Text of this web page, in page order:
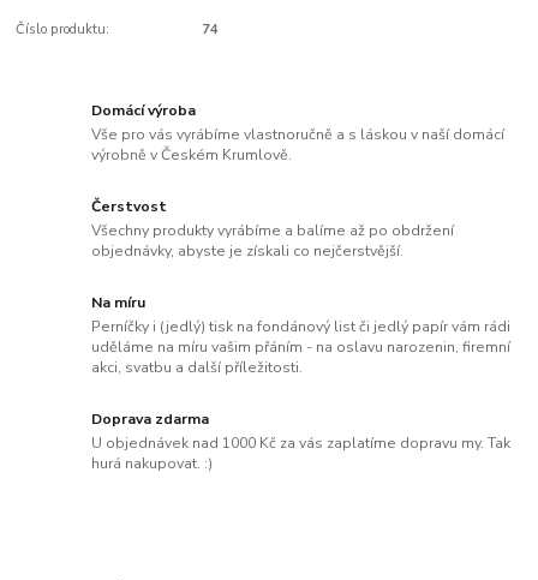
Číslo produktu: 74
Domácí výroba
Vše pro vás vyrábíme vlastnoručně a s láskou v naší domácí
výrobně v Českém Krumlově.
Čerstvost
Všechny produkty vyrábíme a balíme až po obdržení
objednávky, abyste je získali co nejčerstvější.
Na míru
Perníčky i (jedlý) tisk na fondánový list či jedlý papír vám rádi
uděláme na míru vašim přáním - na oslavu narozenin, firemní
akci, svatbu a další příležitosti.
Doprava zdarma
U objednávek nad 1000 Kč za vás zaplatíme dopravu my. Tak
hurá nakupovat. :)